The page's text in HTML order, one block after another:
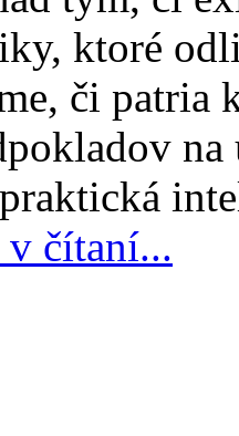
ktoré
či patria
na
čítaní...